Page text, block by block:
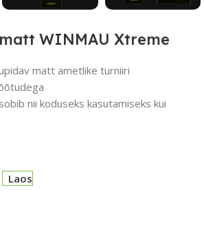
WINMAU Xtreme
matt ametlike turniiri
nii koduseks kasutamiseks kui
Laos